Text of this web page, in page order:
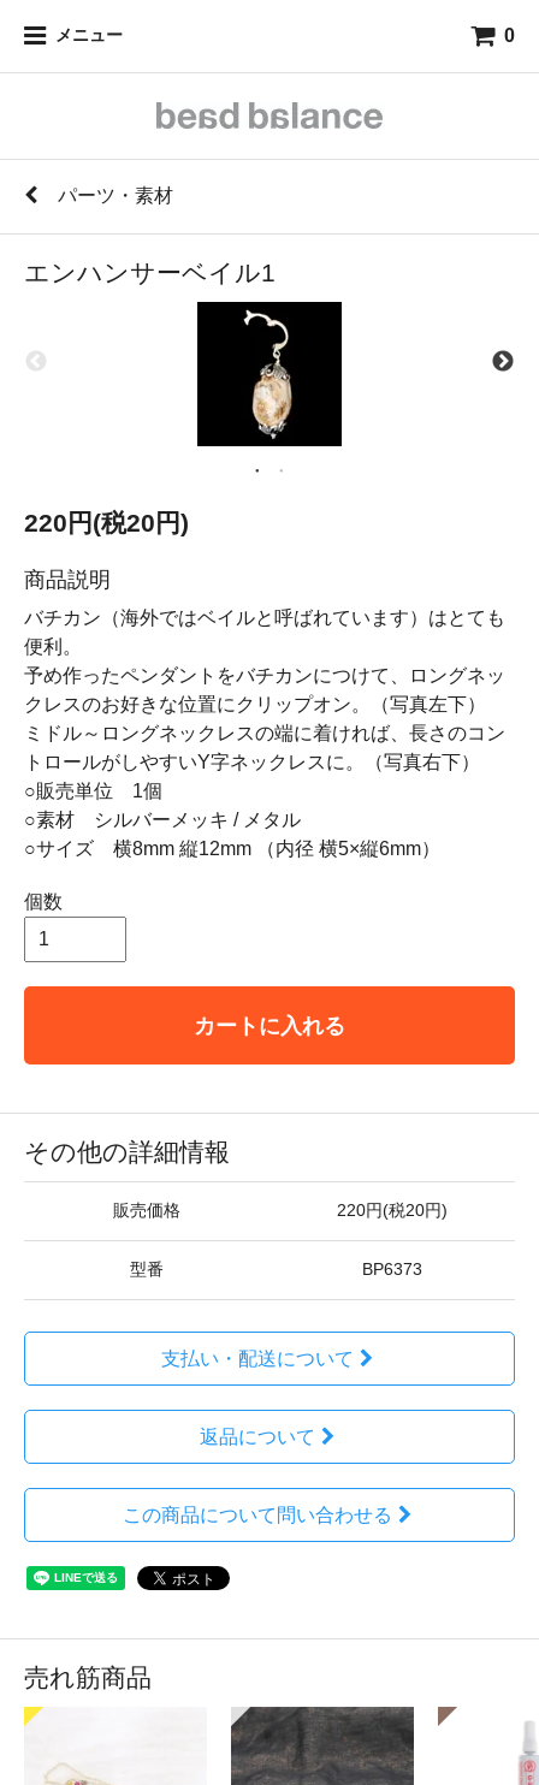
メニュー 0
パーツ・素材
エンハンサーベイル1
220円(税20円)
商品説明
バチカン（海外ではベイルと呼ばれています）はとても
便利。
予め作ったペンダントをバチカンにつけて、ロングネッ
クレスのお好きな位置にクリップオン。（写真左下）
ミドル～ロングネックレスの端に着ければ、長さのコン
トロールがしやすいY字ネックレスに。（写真右下）
○販売単位 1個
○素材 シルバーメッキ / メタル
○サイズ 横8mm 縦12mm （内径 横5×縦6mm）
個数
カートに入れる
その他の詳細情報
販売価格 220円(税20円)
型番 BP6373
支払い・配送について
返品について
この商品について問い合わせる
売れ筋商品